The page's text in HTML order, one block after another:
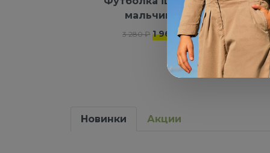
мальчиков
3 280 ₽ 1 968 ₽
Новинки Акции